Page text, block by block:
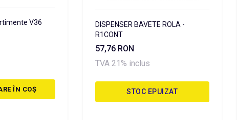
V36
ÎN COȘ
DISPENSER BAVETE ROLA -
R1CONT
57,76 RON
TVA 21% inclus
STOC EPUIZAT